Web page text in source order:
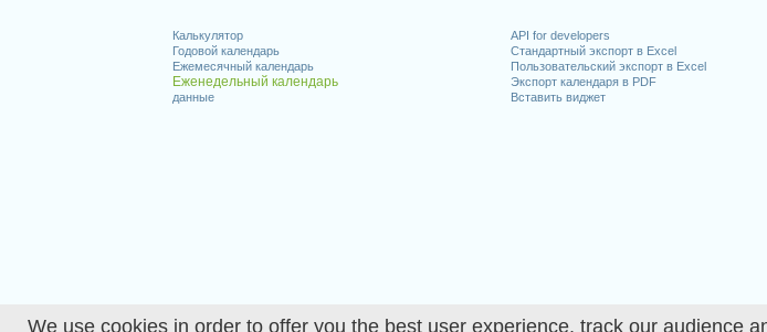
We use cookies in order to offer you the best user experience, track our audience
Калькулятор
Годовой календарь
Ежемесячный календарь
Еженедельный календарь
данные
API for developers
Стандартный экспорт в Excel
Пользовательский экспорт в Excel
Экспорт календаря в PDF
Вставить виджет